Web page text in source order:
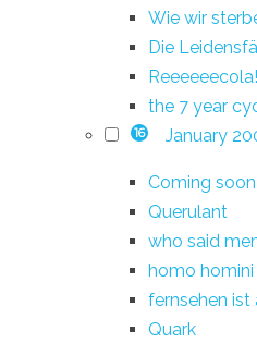
Wie wir
Die
Reeeeeecola!
the 7 year
16 January
Coming soon
Querulant
who said
homo
fernsehen ist
Quark